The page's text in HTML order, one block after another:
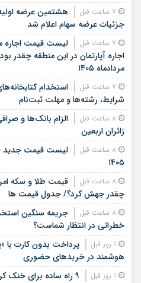
جزئیات عرضه سهام اعلام شد
لیست قیمت اجاره
اجاره آپارتمان در این منطقه چقدر
مردادماه ۱۴۰۵
استخدام
شرایط، رشته‌ها و مهلت ثبت‌نام
الزام بانک‌ها و
زائران اربعین
لیست قیمت جدید
۱۴۰۵
چقدر جهش کرد؟/ جدول قیمت ها
جریمه سنگین
خطراتی در انتظار شماست؟
پرداخت بدون کارت با
هوشمند در خریدهای حضوری
۹ راه ساده برای